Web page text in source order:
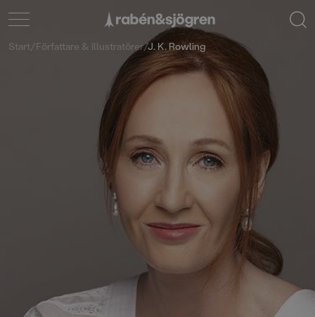
Start/Författare & illustratörer/J. K. Rowling